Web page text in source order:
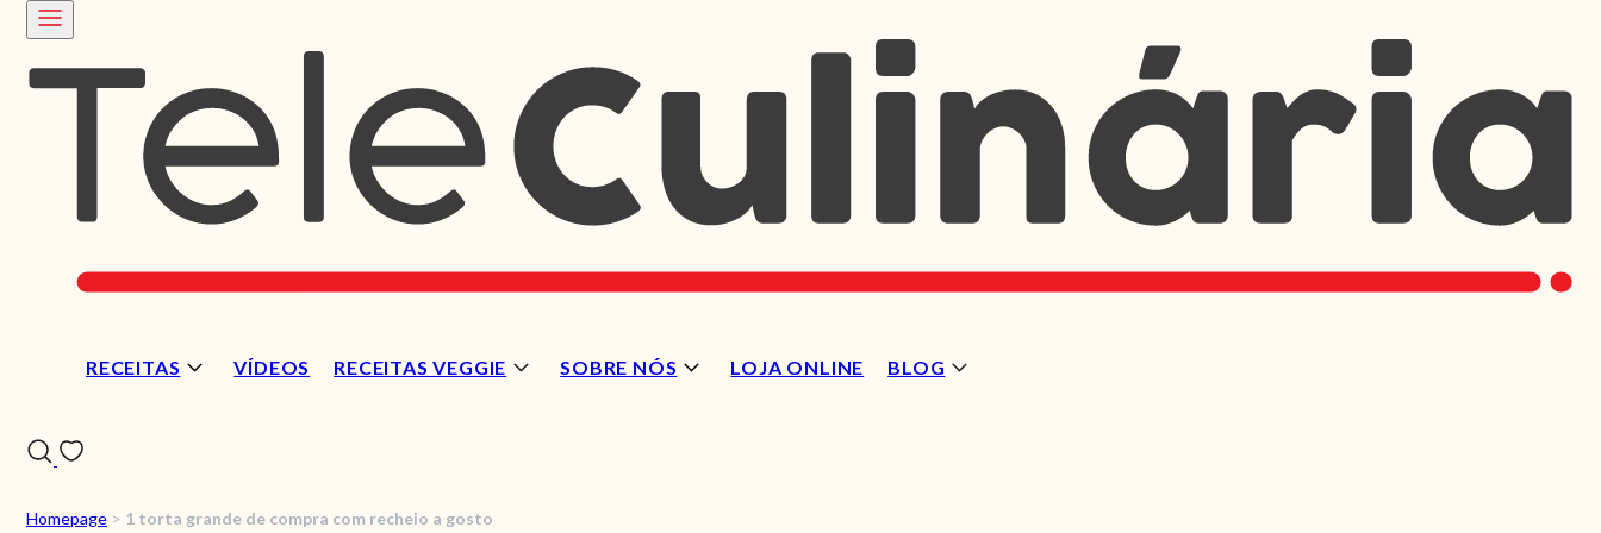
RECEITAS VÍDEOS RECEITAS VEGGIE SOBRE NÓS LOJA ONLINE BLOG
Homepage > 1 torta grande de compra com recheio a gosto